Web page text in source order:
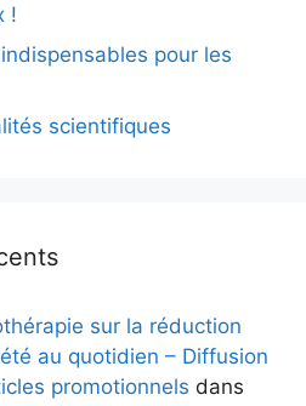
!
pour les
scientifiques
sur la réduction
au quotidien – Diffusion
promotionnels dans